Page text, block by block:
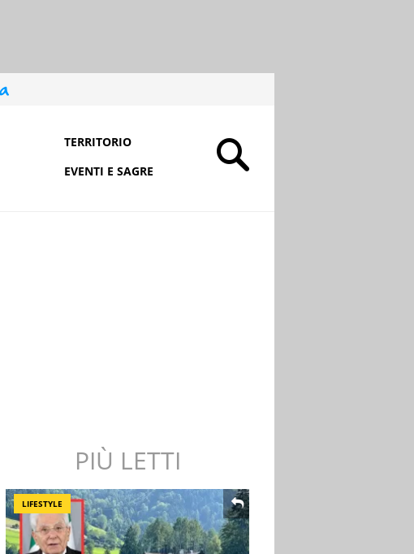
TERRITORIO
EVENTI E SAGRE
PIÙ LETTI
LIFESTYLE